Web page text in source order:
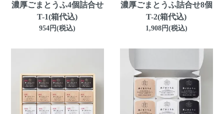
濃厚ごまとうふ4個詰合せ
T-1(箱代込)
954円(税込)
濃厚ごまとうふ詰合せ8個
T-2(箱代込)
1,908円(税込)